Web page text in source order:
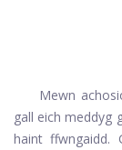
Mewn
gall eich meddyg
haint ffwngaidd.